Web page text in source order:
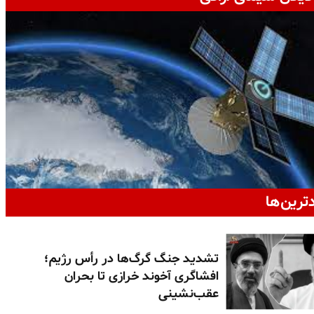
تشدید جنگ گرگ‌ها در رأس رژیم؛
افشاگری آخوند خرازی تا بحران
عقب‌نشینی